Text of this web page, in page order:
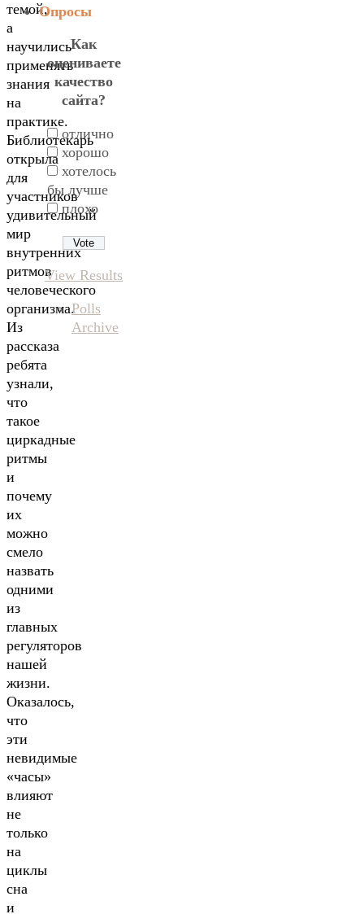
темой,
а
научились
применять
знания
на
практике.
Библиотекарь
открыла
для
участников
удивительный
мир
внутренних
ритмов
человеческого
организма.
Из
рассказа
ребята
узнали,
что
такое
циркадные
ритмы
и
почему
их
можно
смело
назвать
одними
из
главных
регуляторов
нашей
жизни.
Оказалось,
что
эти
невидимые
«часы»
влияют
не
только
на
циклы
сна
и
Опросы
Как
оцениваете
качество
сайта?
отлично
хорошо
хотелось
бы лучше
плохо
View Results
Polls
Archive